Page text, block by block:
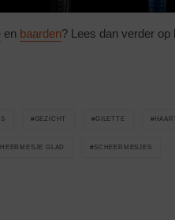
en baarden? Lees dan verder
GEZICHT GILETTE
GLAD SCHEERMESJES